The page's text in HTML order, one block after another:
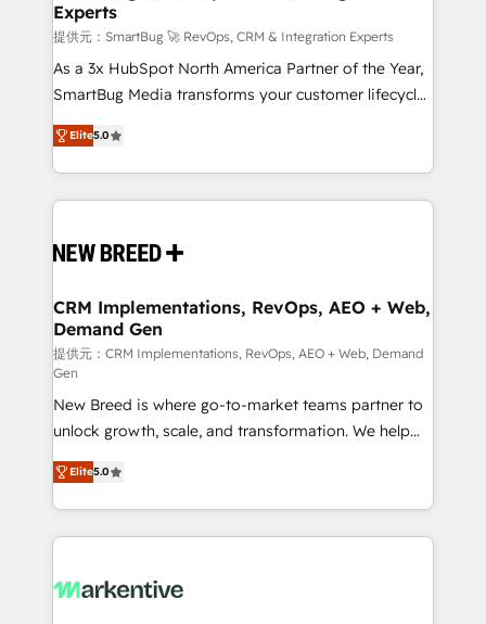
思決定者・PMO・現場担当者に並走します。 1️⃣
HubSpot導入・活用支援 顧客データの一元化から、
GTMの見える化・自動化まで。全Hub統合運用、デー
タ品質設計、グループ横断のCRM統合に対応します。
の一部をAIが自律実行する組織への移行を設計・実装。
Breeze・Claude等をHubSpotと連携させ、役割定義・
革を、構想から実装・定着までPMOとして主導。「設
の統合・浸透・変革管理を実行します。 ▸ CMS戦略設
計・構築：リード獲得・CVR・SEOを前提にした情報設
計・導線設計・テンプレート設計をContent Hubで一体
提供。 ▸ 既存CRM・MAからの移行支援：Salesforce・
Marketo・Pardot等からの移行、カスタム設計、履歴
データ移行と活用設計まで。 ▸ AEO対応：ChatGPT・
ンツとサイト構造を最適化。 🏆 なぜ100incを選ぶの
か？ ✓ HubSpot Eliteパートナー認定 ✓ HubSpotアワ
ード受賞・HUGリーダー ✓ ISO27001:2022 /
HubSpot大百科 出版 CRM・AI活用に関するご相談、現
Experts
提供元：SmartBug 🚀 RevOps, CRM & Integration Experts
As a 3x HubSpot North America Partner of the Year,
SmartBug Media transforms your customer lifecycle
into a revenue engine. Our unified ecosystem
includes specialized divisions Globalia (AI &
Software) and Point Success Media (Paid Media),
making this the official home for all three brands. 🔄
and system integrations powered by Globalia’s
trainers to drive platform adoption. 📈 Revenue
Generation - Full-funnel marketing and high-
performance advertising via Point Success Media. -
Expert deployment of Breeze AI and custom agents
to automate growth. 🏆 Elite Excellence - 8 platform
accreditations and deep HIPAA-compliance
expertise. - A team of 250+ experts dedicated to
your resilient growth.
Elite5.0
CRM Implementations, RevOps, AEO + Web,
Demand Gen
提供元：CRM Implementations, RevOps, AEO + Web, Demand
Gen
New Breed is where go-to-market teams partner to
unlock growth, scale, and transformation. We help
companies activate HubSpot’s AI-powered
customer platform and operationalize HubSpot’s
Loop Marketing framework through expert-led
services, smart agents, and purpose-built apps,
results, fast. ⚙️CRM & RevOps: Align all Hubs to your
Elite5.0